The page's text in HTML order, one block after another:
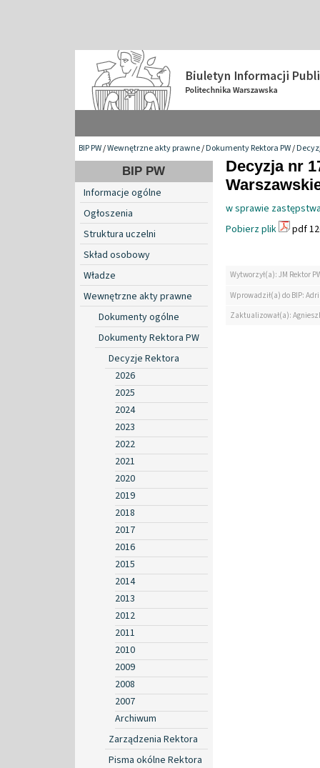
BIP PW/Wewnętrzne akty prawne/Dokumenty Rektora PW/
BIP PW
Informacje ogólne
Ogłoszenia
Struktura uczelni
Skład osobowy
Władze
Wewnętrzne akty prawne
Dokumenty ogólne
Dokumenty Rektora PW
Decyzje Rektora
2026
2025
2024
2023
2022
2021
2020
2019
2018
2017
2016
2015
2014
2013
2012
2011
2010
2009
2008
2007
Archiwum
Zarządzenia Rektora
Pisma okólne Rektora
Decyzja nr
w sprawie
Pobierz plik
pdf
Wytworzył(a): JM Rektor
Wprowadził(a) do BIP:
Zaktualizował(a):